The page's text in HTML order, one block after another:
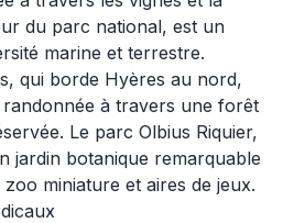
du parc national, est un
marine et terrestre.
qui borde Hyères au nord,
à travers une forêt
Le parc Olbius Riquier,
jardin botanique remarquable
miniature et aires de jeux.